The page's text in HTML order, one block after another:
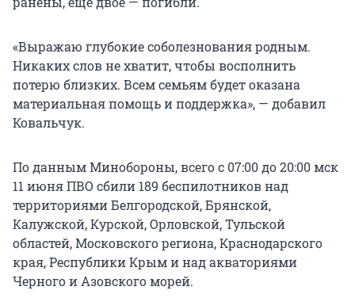
«Выражаю глубокие соболезнования родным.
Никаких слов не хватит, чтобы восполнить
потерю близких. Всем семьям будет оказана
материальная помощь и поддержка», — добавил
Ковальчук.
По данным Минобороны, всего с 07:00 до 20:00 мск
11 июня ПВО сбили 189 беспилотников над
территориями Белгородской, Брянской,
Калужской, Курской, Орловской, Тульской
областей, Московского региона, Краснодарского
края, Республики Крым и над акваториями
Черного и Азовского морей.